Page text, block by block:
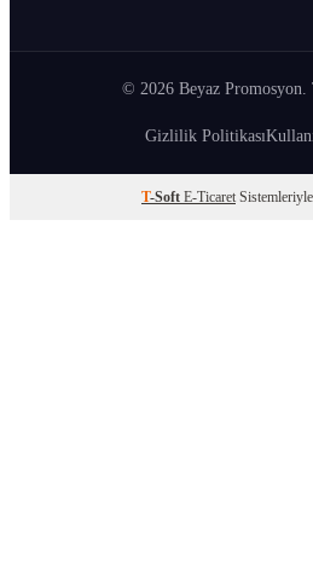
© 2026 Beyaz Promosyon.
Gizlilik Politikası
T-Soft E-Ticaret Sistemleriyle